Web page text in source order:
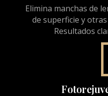
Elimina manchas de
de superficie y
Resultados